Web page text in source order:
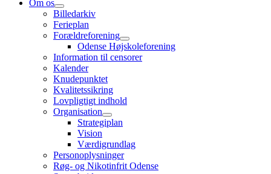
Om os
Billedarkiv
Ferieplan
Forældreforening
Odense Højskoleforening
Information til censorer
Kalender
Knudepunktet
Kvalitetssikring
Lovpligtigt indhold
Organisation
Strategiplan
Vision
Værdigrundlag
Personoplysninger
Røg- og Nikotinfrit Odense